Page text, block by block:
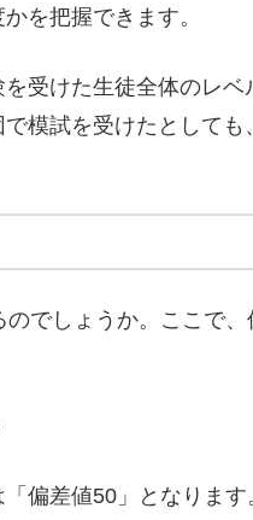
を把握できます。
受けた生徒全体のレベ
模試を受けたとしても
でしょうか。ここで
偏差値50」となります